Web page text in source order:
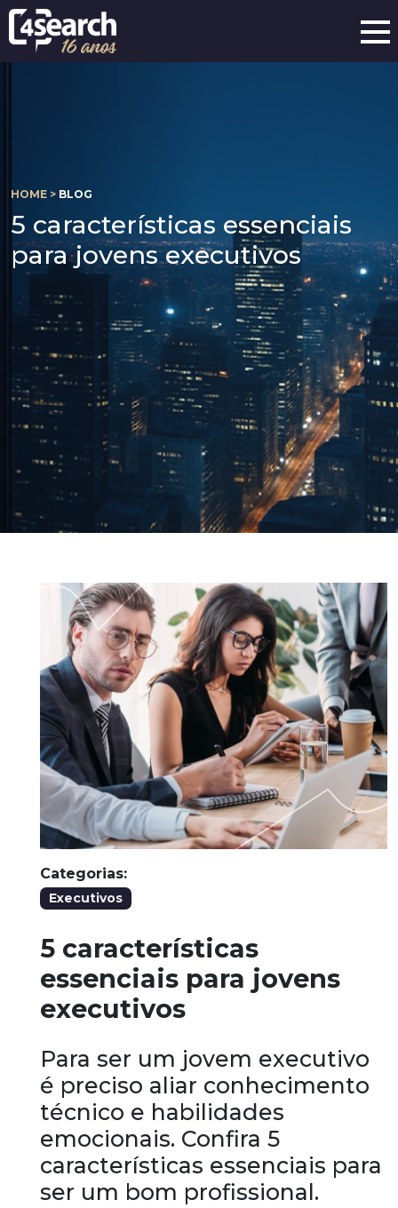
HOME > BLOG
5 características essenciais
para jovens executivos
Categorias:
Executivos
5 características
essenciais para jovens
executivos
Para ser um jovem executivo
é preciso aliar conhecimento
técnico e habilidades
emocionais. Confira 5
características essenciais para
ser um bom profissional.